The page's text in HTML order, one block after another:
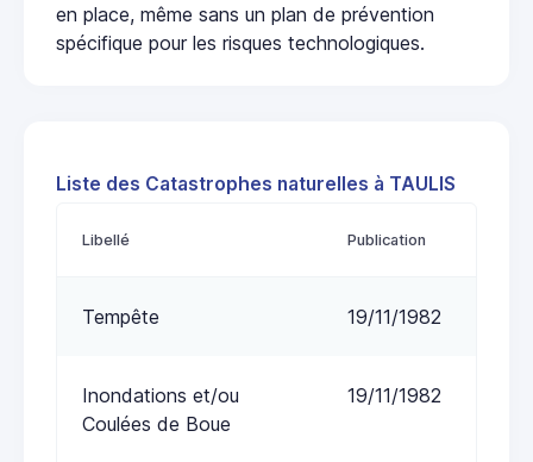
en place, même sans un plan de prévention
spécifique pour les risques technologiques.
Liste des Catastrophes naturelles à TAULIS
Libellé Publication
Tempête 19/11/1982
Inondations et/ou
Coulées de Boue
19/11/1982